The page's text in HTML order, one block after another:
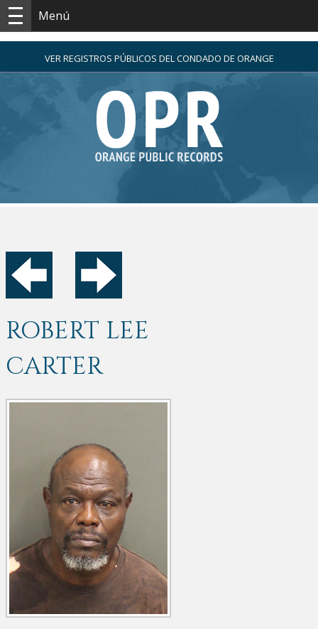
Menú
VER REGISTROS PÚBLICOS DEL CONDADO DE ORANGE
ROBERT LEE
CARTER